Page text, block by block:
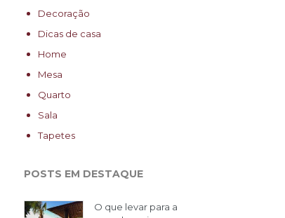
Decoração
Dicas de casa
Home
Mesa
Quarto
Sala
Tapetes
POSTS EM DESTAQUE
O que levar para a